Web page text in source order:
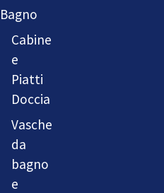
Bagno
Cabine
e
Piatti
Doccia
Vasche
da
bagno
e